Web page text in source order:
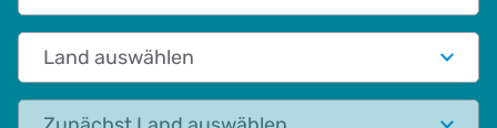
Land auswählen
Status